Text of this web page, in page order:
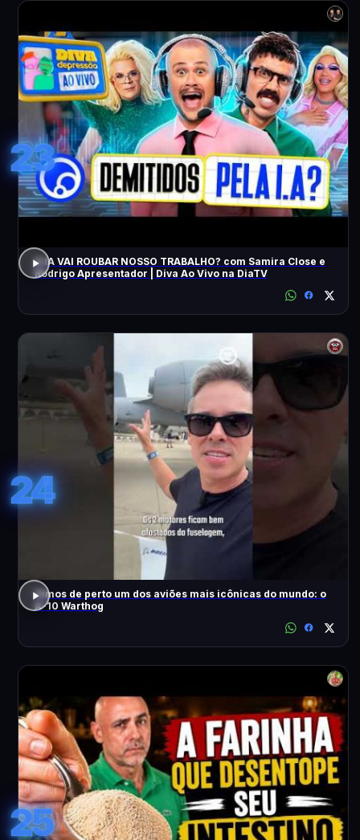
23
A IA VAI ROUBAR NOSSO TRABALHO? com Samira Close e
Rodrigo Apresentador | Diva Ao Vivo na DiaTV
24
Vimos de perto um dos aviões mais icônicas do mundo: o
A-10 Warthog
25